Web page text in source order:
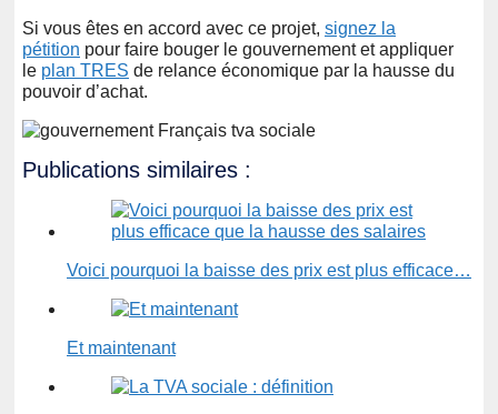
Si vous êtes en accord avec ce projet, signez la
pétition pour faire bouger le gouvernement et appliquer
le plan TRES de relance économique par la hausse du
pouvoir d’achat.
Publications similaires :
Voici pourquoi la baisse des prix est plus efficace…
Et maintenant